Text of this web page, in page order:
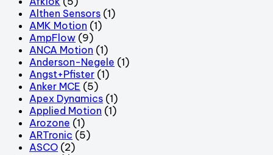
Althen Sensors (1)
AMK Motion (1)
AmpFlow (9)
ANCA Motion (1)
Anderson-Negele (1)
Angst+Pfister (1)
Anker MCE (5)
Apex Dynamics (1)
Applied Motion (1)
Arozone (1)
ARTronic (5)
ASCO (2)